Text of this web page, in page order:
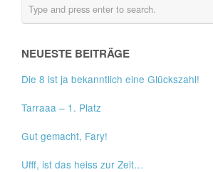
NEUESTE BEITRÄGE
Die 8 ist ja bekanntlich eine Glückszahl!
Tarraaa – 1. Platz
Gut gemacht, Fary!
Ufff, ist das heiss zur Zeit…